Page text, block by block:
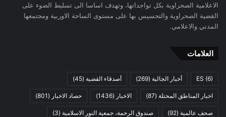
الاعلامية الصحراوية بكل تواجداتها، وتهدف اساسا الى تسليط الضوء على
القضية الصحراوية والتحسيس بها على مستوى الساحة الاوربية ومجتمعها
المدني والاعلامي.
العلامات
ES (6) أخبار الجالية (269) أصدقاء القضية (45)
اخبار المناطق المحتلة (87) الاخبار (1436) حصاد الاخبار (801)
صحف عالمية (92) صندوق الرحمة، جمعية النور الاسلامية (3)